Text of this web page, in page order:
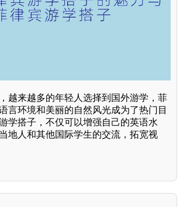
越来越多的年轻人选择到国外游学，菲
言环境和美丽的自然风光成为了热门目
学搭子，不仅可以增强自己的英语水
地人和其他国际学生的交流，拓宽视